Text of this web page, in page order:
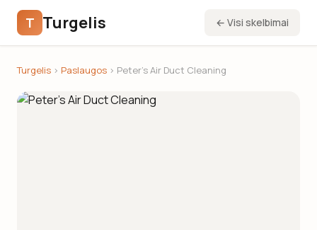
T Turgelis ← Visi skelbimai
Turgelis › Paslaugos › Peter’s Air Duct Cleaning